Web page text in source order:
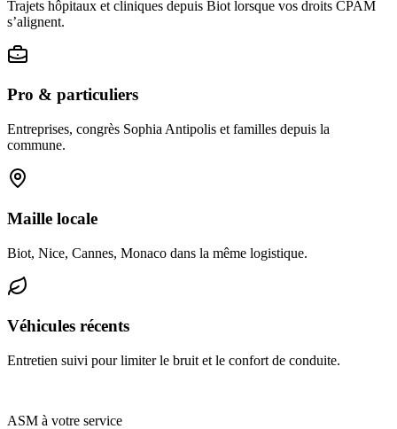
Trajets hôpitaux et cliniques depuis Biot lorsque vos droits CPAM
s’alignent.
Pro & particuliers
Entreprises, congrès Sophia Antipolis et familles depuis la
commune.
Maille locale
Biot, Nice, Cannes, Monaco dans la même logistique.
Véhicules récents
Entretien suivi pour limiter le bruit et le confort de conduite.
ASM à votre service